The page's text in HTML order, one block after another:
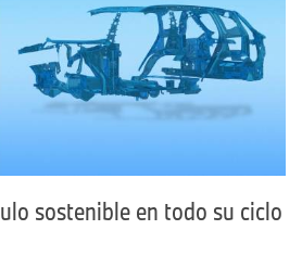
sostenible en todo su ciclo